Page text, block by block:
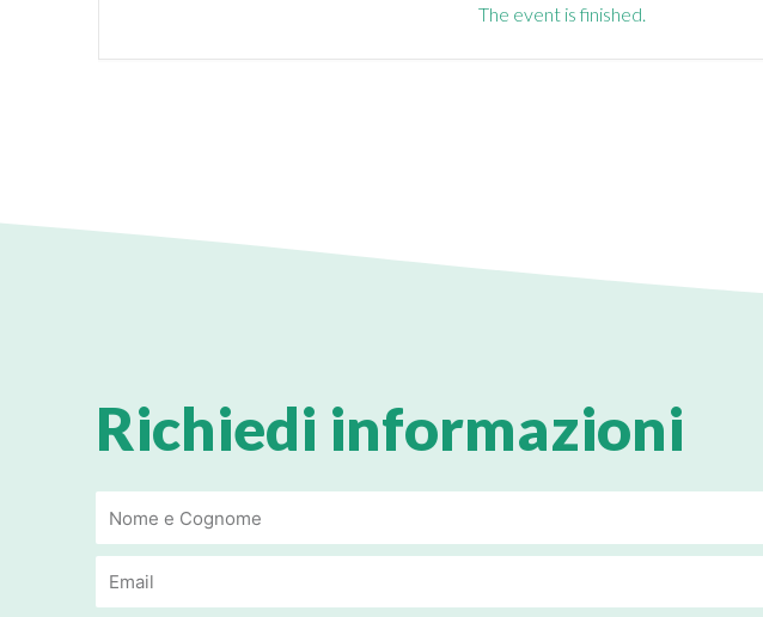
The event is finished.
Richiedi informazioni
Email